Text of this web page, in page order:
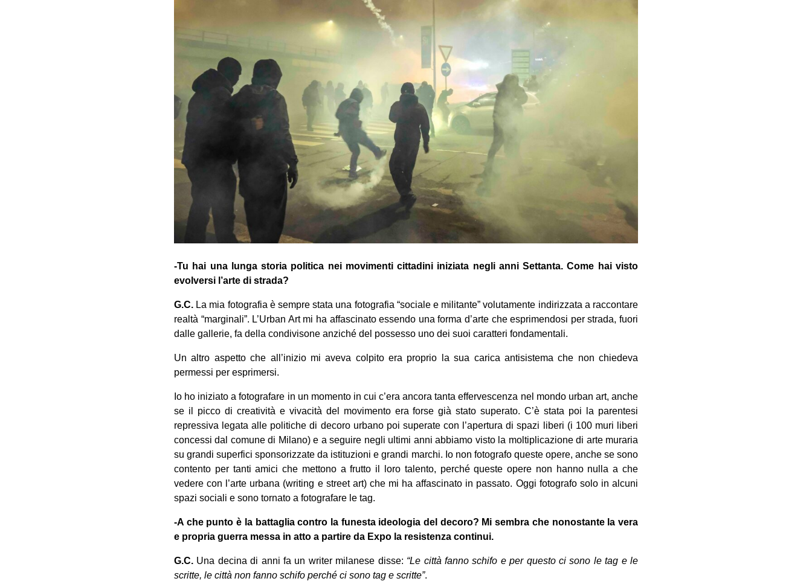
-Tu hai una lunga storia politica nei movimenti cittadini iniziata negli anni Settanta. Come hai visto
evolversi l’arte di strada?
G.C. La mia fotografia è sempre stata una fotografia “sociale e militante” volutamente indirizzata a raccontare
realtà “marginali”. L’Urban Art mi ha affascinato essendo una forma d’arte che esprimendosi per strada, fuori
dalle gallerie, fa della condivisone anziché del possesso uno dei suoi caratteri fondamentali.
Un altro aspetto che all’inizio mi aveva colpito era proprio la sua carica antisistema che non chiedeva
permessi per esprimersi.
Io ho iniziato a fotografare in un momento in cui c’era ancora tanta effervescenza nel mondo urban art, anche
se il picco di creatività e vivacità del movimento era forse già stato superato. C’è stata poi la parentesi
repressiva legata alle politiche di decoro urbano poi superate con l’apertura di spazi liberi (i 100 muri liberi
concessi dal comune di Milano) e a seguire negli ultimi anni abbiamo visto la moltiplicazione di arte muraria
su grandi superfici sponsorizzate da istituzioni e grandi marchi. Io non fotografo queste opere, anche se sono
contento per tanti amici che mettono a frutto il loro talento, perché queste opere non hanno nulla a che
vedere con l’arte urbana (writing e street art) che mi ha affascinato in passato. Oggi fotografo solo in alcuni
spazi sociali e sono tornato a fotografare le tag.
-A che punto è la battaglia contro la funesta ideologia del decoro? Mi sembra che nonostante la vera
e propria guerra messa in atto a partire da Expo la resistenza continui.
G.C. Una decina di anni fa un writer milanese disse: “Le città fanno schifo e per questo ci sono le tag e le
scritte, le città non fanno schifo perché ci sono tag e scritte”.